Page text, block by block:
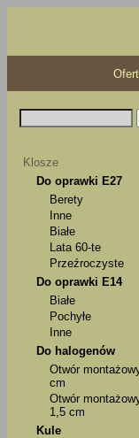
Klosze
Do oprawki E27
Berety
Inne
Białe
Lata 60-te
Przeźroczyste
Do oprawki E14
Białe
Pochyłe
Inne
Do halogenów
Otwór
cm
Otwór
1,5 cm
Kule